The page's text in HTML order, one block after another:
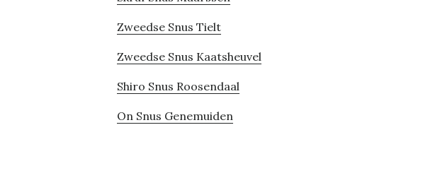
Zweedse Snus Tielt
Zweedse Snus Kaatsheuvel
Shiro Snus Roosendaal
On Snus Genemuiden